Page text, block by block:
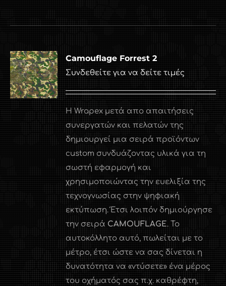
Camouflage Forrest 2
Συνδεθείτε για να δείτε τιμές
Η Wrapex μετά απο απαιτήσεις
συνεργατών και πελατών της
δημιουργεί μια σειρά προϊόντων
custom συνδυάζοντας υλικά για τη
σωστή εφαρμογή και
χρησιμοποιώντας την ευελιξία της
τεχνογνωσίας στην ψηφιακή
εκτύπωση. Έτσι λοιπόν δημιούργησε
την σειρά CAMOUFLAGE. Το
αυτοκόλλητο αυτό, πωλείται με το
μέτρο, έτσι ώστε να σας δίνεται η
δυνατότητα να «ντύσετε» ένα μέρος
του οχήματός σας π.χ. καθρέφτη,